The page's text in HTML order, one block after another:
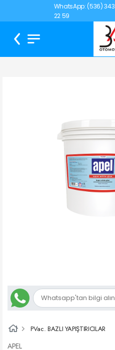
WhatsApp: (536) 343
22 59
PVac. BAZLI YAPIŞTIRICILAR
APEL